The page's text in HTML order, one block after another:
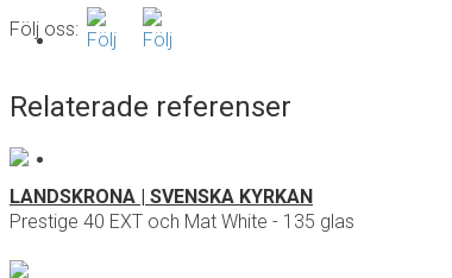
Om oss
Följ oss:
Relaterade referenser
LANDSKRONA | SVENSKA KYRKAN
Prestige 40 EXT och Mat White - 135 glas